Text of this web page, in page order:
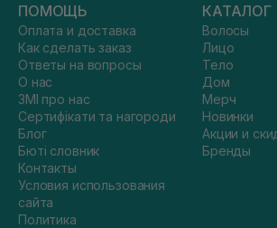
ПОМОЩЬ
Оплата и доставка
Как сделать заказ
Ответы на вопросы
О нас
ЗМІ про нас
Сертифікати та нагороди
Блог
Бюті словник
Контакты
Условия использования
сайта
Политика
КАТАЛОГ
Волосы
Лицо
Тело
Дом
Мерч
Новинки
Акции и
Бренды